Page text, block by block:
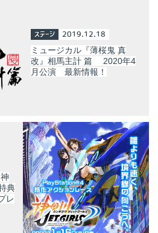
ステージ 2019.12.18
ミュージカル『薄桜鬼 真
改』相馬主計 篇 2020年4
月公演 最新情報！
典
レ